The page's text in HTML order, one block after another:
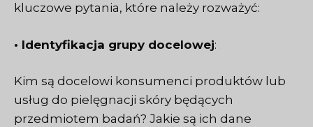
kluczowe pytania, które należy rozważyć:
• Identyfikacja grupy docelowej:
Kim są docelowi konsumenci produktów lub
usług do pielęgnacji skóry będących
przedmiotem badań? Jakie są ich dane